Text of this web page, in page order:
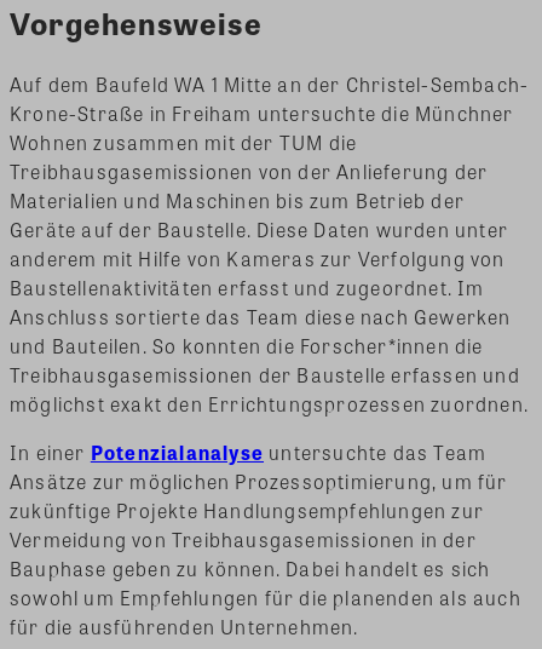
Vorgehensweise
Auf dem Baufeld WA 1 Mitte an der Christel-Sembach-
Krone-Straße in Freiham untersuchte die Münchner
Wohnen zusammen mit der TUM die
Treibhausgasemissionen von der Anlieferung der
Materialien und Maschinen bis zum Betrieb der
Geräte auf der Baustelle. Diese Daten wurden unter
anderem mit Hilfe von Kameras zur Verfolgung von
Baustellenaktivitäten erfasst und zugeordnet. Im
Anschluss sortierte das Team diese nach Gewerken
und Bauteilen. So konnten die Forscher*innen die
Treibhausgasemissionen der Baustelle erfassen und
möglichst exakt den Errichtungsprozessen zuordnen.
In einer Potenzialanalyse untersuchte das Team
Ansätze zur möglichen Prozessoptimierung, um für
zukünftige Projekte Handlungsempfehlungen zur
Vermeidung von Treibhausgasemissionen in der
Bauphase geben zu können. Dabei handelt es sich
sowohl um Empfehlungen für die planenden als auch
für die ausführenden Unternehmen.